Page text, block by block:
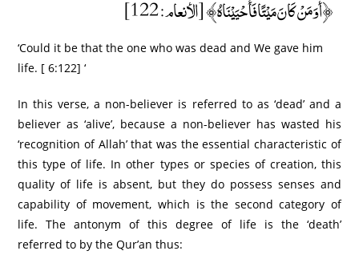
﴿أَوَمَنْ كَانَ مَيْتًا فَأَحْيَيْنَاهُ﴾ [الأنعام: 122]
‘Could it be that the one who was dead and We gave him
life. [ 6:122] ‘
In this verse, a non-believer is referred to as ‘dead’ and a
believer as ‘alive’, because a non-believer has wasted his
‘recognition of Allah’ that was the essential characteristic of
this type of life. In other types or species of creation, this
quality of life is absent, but they do possess senses and
capability of movement, which is the second category of
life. The antonym of this degree of life is the ‘death’
referred to by the Qur’an thus: